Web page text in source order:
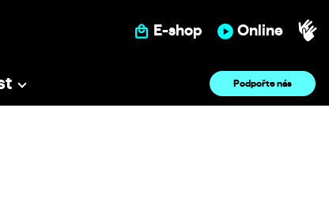
E-shop Online
Podpořte nás